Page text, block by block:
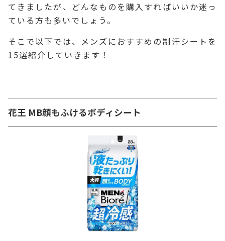
てきましたが、どんなものを購入すればいいか迷っ
ている方も多いでしょう。
そこで以下では、メンズにおすすめの制汗シートを
15選紹介していきます！
花王 MB顔もふけるボディシート